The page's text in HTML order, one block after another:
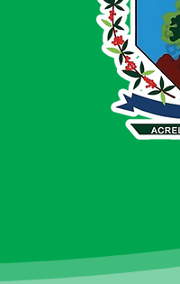
Saúde
Acrelândia!